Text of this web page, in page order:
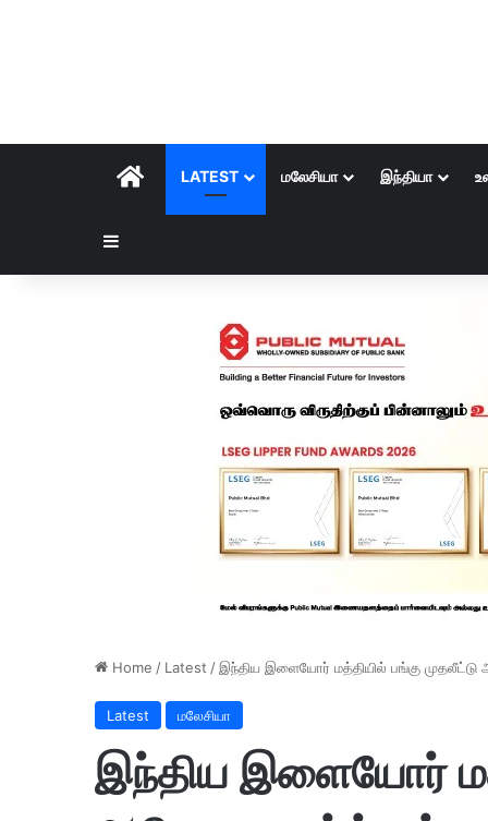
HOMELATEST மலேசியா இந்தியா
Home / Latest /இந்திய இளையோர் மத்தியில் பங்கு முதலீட்டு
Latest மலேசியா
இந்திய இளையோர்